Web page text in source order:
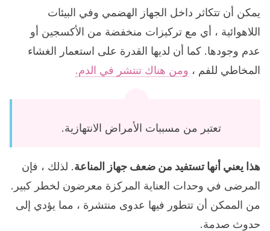
يمكن أن تتكاثر داخل الجهاز الهضمي وفي البيئات
اللاهوائية ، أي مع تركيزات منخفضة من الأكسجين أو
عدم وجودها. كما أن لديها القدرة على استعمار الغشاء
المخاطي للفم ، ومن هناك تنتشر في الدم.
تعتبر من مسببات الأمراض الانتهازية.
هذا يعني أنها تستفيد من ضعف جهاز المناعة. لذلك ، فإن
المرضى في وحدات العناية المركزة معرضون لخطر كبير.
من الممكن أن تتطور فيها عدوى منتشرة ، مما يؤدي إلى
حدوث صدمة.